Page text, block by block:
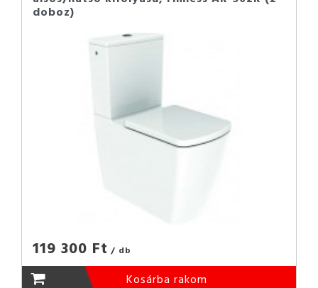
doboz)
119 300 Ft / db
Kosárba rakom